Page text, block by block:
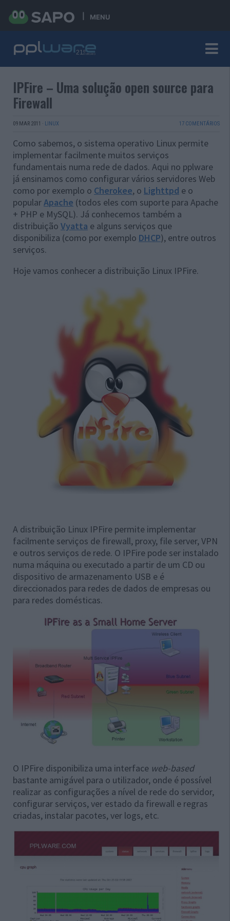
MENU
IPFire – Uma solução open source para
Firewall
09 MAR 2011 · LINUX 17 COMENTÁRIOS
Como sabemos, o sistema operativo Linux permite
implementar facilmente muitos serviços
fundamentais numa rede de dados. Aqui no pplware
já ensinamos como configurar vários servidores Web
como por exemplo o Cherokee, o Lighttpd e o
popularApache (todos eles com suporte para Apache
+ PHP e MySQL). Já conhecemos também a
distribuição Vyatta e alguns serviços que
disponibiliza (como por exemplo DHCP), entre outros
serviços.
Hoje vamos conhecer a distribuição Linux IPFire.
A distribuição Linux IPFire permite implementar
facilmente serviços de firewall, proxy, file server, VPN
e outros serviços de rede. O IPFire pode ser instalado
numa máquina ou executado a partir de um CD ou
dispositivo de armazenamento USB e é
direccionados para redes de dados de empresas ou
para redes domésticas.
O IPFire disponibiliza uma interface web-based
bastante amigável para o utilizador, onde é possível
realizar as configurações a nível de rede do servidor,
configurar serviços, ver estado da firewall e regras
criadas, instalar pacotes, ver logs, etc.